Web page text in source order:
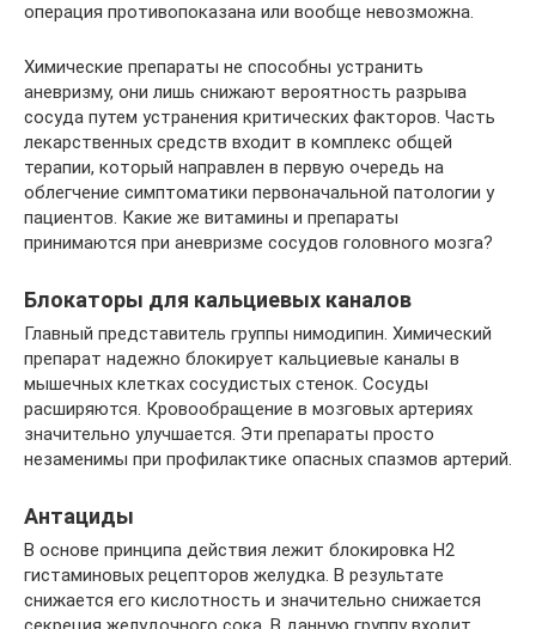
операция противопоказана или вообще невозможна.
Химические препараты не способны устранить
аневризму, они лишь снижают вероятность разрыва
сосуда путем устранения критических факторов. Часть
лекарственных средств входит в комплекс общей
терапии, который направлен в первую очередь на
облегчение симптоматики первоначальной патологии у
пациентов. Какие же витамины и препараты
принимаются при аневризме сосудов головного мозга?
Блокаторы для кальциевых каналов
Главный представитель группы нимодипин. Химический
препарат надежно блокирует кальциевые каналы в
мышечных клетках сосудистых стенок. Сосуды
расширяются. Кровообращение в мозговых артериях
значительно улучшается. Эти препараты просто
незаменимы при профилактике опасных спазмов артерий.
Антациды
В основе принципа действия лежит блокировка H2
гистаминовых рецепторов желудка. В результате
снижается его кислотность и значительно снижается